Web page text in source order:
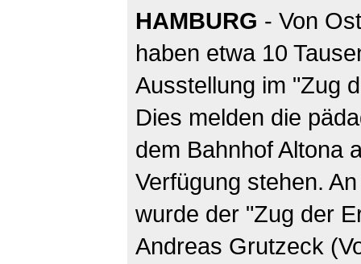
HAMBURG - Von
haben etwa 10
Ausstellung im "Zug
Dies melden die
dem Bahnhof Altona
Verfügung stehen.
wurde der "Zug der
Andreas Grutzeck